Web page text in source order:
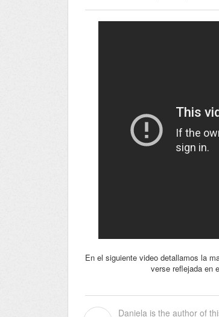
En el siguiente video detallamos la
verse reflejada en
Daniela is the author of